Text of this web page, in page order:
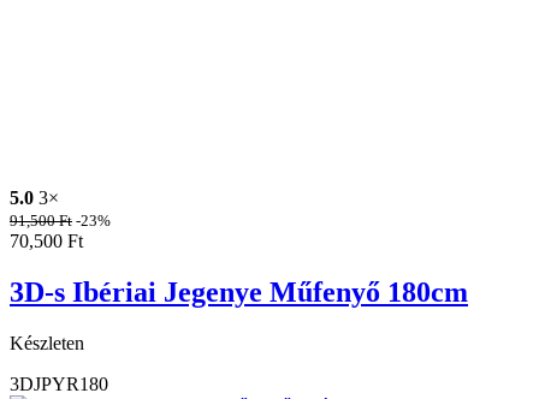
5.0 3×
91,500Ft -23%
70,500 Ft
3D-s Ibériai Jegenye Műfenyő 180cm
Készleten
3DJPYR180